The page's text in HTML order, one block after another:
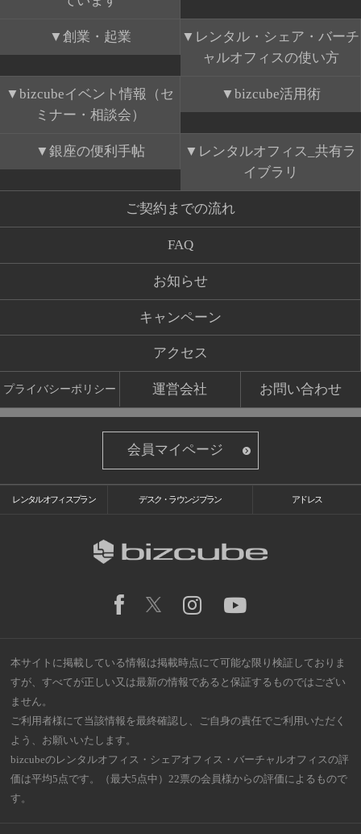
創業・起業
レンタル・シェア・バーチ
ャルオフィスの使い方
bizcubeイベント情報（セ
ミナー・相談会）
bizcube活用術
銀座の便利手帖
レンタルオフィス_共有ラ
イブラリ
ご契約までの流れ
FAQ
お知らせ
キャンペーン
アクセス
プライバシーポリシー 運営会社 お問い合わせ
会員マイページ
レンタルオフィスプラン デスク・ラウンジプラン アドレス
本サイトに掲載している情報は掲載時点にて可能な限り検証しておりま
すが、すべてが正しい又は最新の情報であると保証するものではござい
ません。
ご利用者様にて当該情報を最終確認し、ご自身の責任でご利用いただく
よう、お願いいたします。
bizcubeのレンタルオフィス・シェアオフィス・バーチャルオフィスの評
価は平均5点です。（最大5点中）22票の会員様からの評価によるもので
す。